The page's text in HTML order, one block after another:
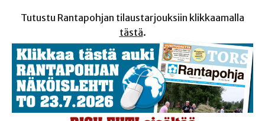
Tutustu Rantapohjan tilaustarjouksiin klikkaamalla
tästä.